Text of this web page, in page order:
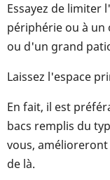
Essayez de limiter
périphérie ou à un
ou d'un grand
Laissez l'espace
En fait, il est
bacs remplis du
vous,
de là.